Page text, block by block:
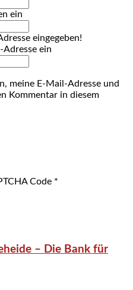
ein
eingegeben!
Adresse ein
meine E-Mail-Adresse und
Kommentar in diesem
Code *
– Die Bank für